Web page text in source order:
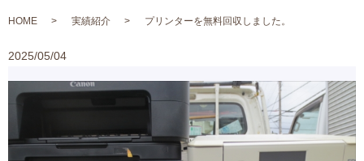
HOME 実績紹介 プリンターを無料回収しました。
2025/05/04